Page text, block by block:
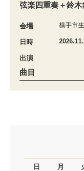
弦楽四重奏＋鈴木
会場 横手市
日時
出演
曲目
日 月